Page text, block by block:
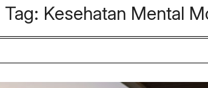
Tag: Kesehatan Mental